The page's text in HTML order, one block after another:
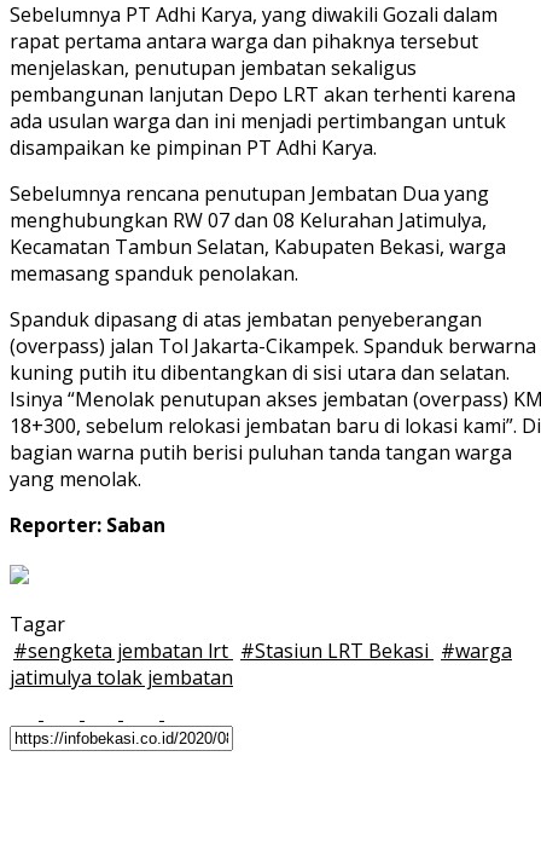
Sebelumnya PT Adhi Karya, yang diwakili Gozali dalam
rapat pertama antara warga dan pihaknya tersebut
menjelaskan, penutupan jembatan sekaligus
pembangunan lanjutan Depo LRT akan terhenti karena
ada usulan warga dan ini menjadi pertimbangan untuk
disampaikan ke pimpinan PT Adhi Karya.
Sebelumnya rencana penutupan Jembatan Dua yang
menghubungkan RW 07 dan 08 Kelurahan Jatimulya,
Kecamatan Tambun Selatan, Kabupaten Bekasi, warga
memasang spanduk penolakan.
Spanduk dipasang di atas jembatan penyeberangan
(overpass) jalan Tol Jakarta-Cikampek. Spanduk berwarna
kuning putih itu dibentangkan di sisi utara dan selatan.
Isinya “Menolak penutupan akses jembatan (overpass)
18+300, sebelum relokasi jembatan baru di lokasi kami”. Di
bagian warna putih berisi puluhan tanda tangan warga
yang menolak.
Reporter: Saban
Tagar
#sengketa jembatan lrt #Stasiun LRT Bekasi #warga
jatimulya tolak jembatan